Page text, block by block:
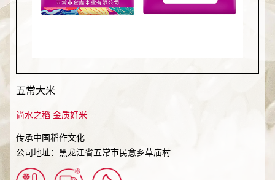
五常大米
尚水之稻 金质好米
传承中国稻作文化
公司地址：黑龙江省五常市民意乡草庙村